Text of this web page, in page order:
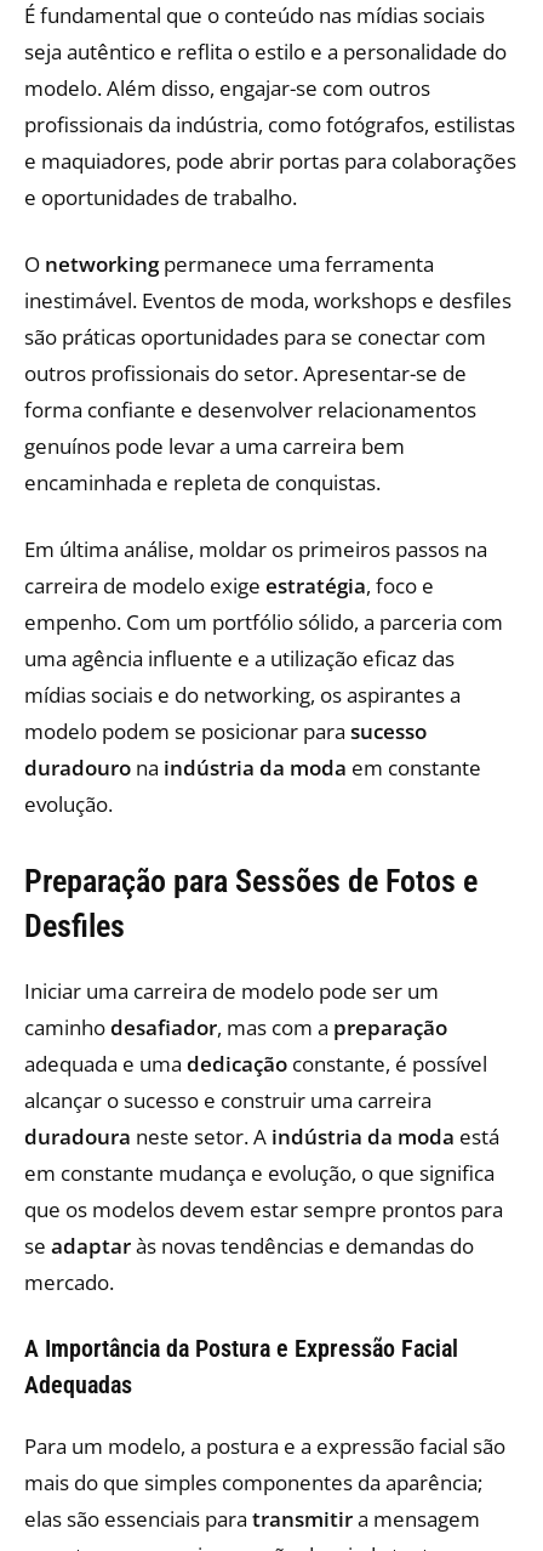
É fundamental que o conteúdo nas mídias sociais
seja autêntico e reflita o estilo e a personalidade do
modelo. Além disso, engajar-se com outros
profissionais da indústria, como fotógrafos, estilistas
e maquiadores, pode abrir portas para colaborações
e oportunidades de trabalho.
O networkingpermanece uma ferramenta
inestimável. Eventos de moda, workshops e desfiles
são práticas oportunidades para se conectar com
outros profissionais do setor. Apresentar-se de
forma confiante e desenvolver relacionamentos
genuínos pode levar a uma carreira bem
encaminhada e repleta de conquistas.
Em última análise, moldar os primeiros passos na
carreira de modelo exige estratégia, foco e
empenho. Com um portfólio sólido, a parceria com
uma agência influente e a utilização eficaz das
mídias sociais e do networking, os aspirantes a
modelo podem se posicionar para sucesso
duradouro na indústria da moda em constante
evolução.
Preparação para Sessões de Fotos e
Desfiles
Iniciar uma carreira de modelo pode ser um
caminhodesafiador, mas com a preparação
adequada e uma dedicação constante, é possível
alcançar o sucesso e construir uma carreira
duradoura neste setor. A indústria da moda está
em constante mudança e evolução, o que significa
que os modelos devem estar sempre prontos para
se adaptaràs novas tendências e demandas do
mercado.
A Importância da Postura e Expressão Facial
Adequadas
Para um modelo, a postura e a expressão facial são
mais do que simples componentes da aparência;
elas são essenciais para transmitira mensagem